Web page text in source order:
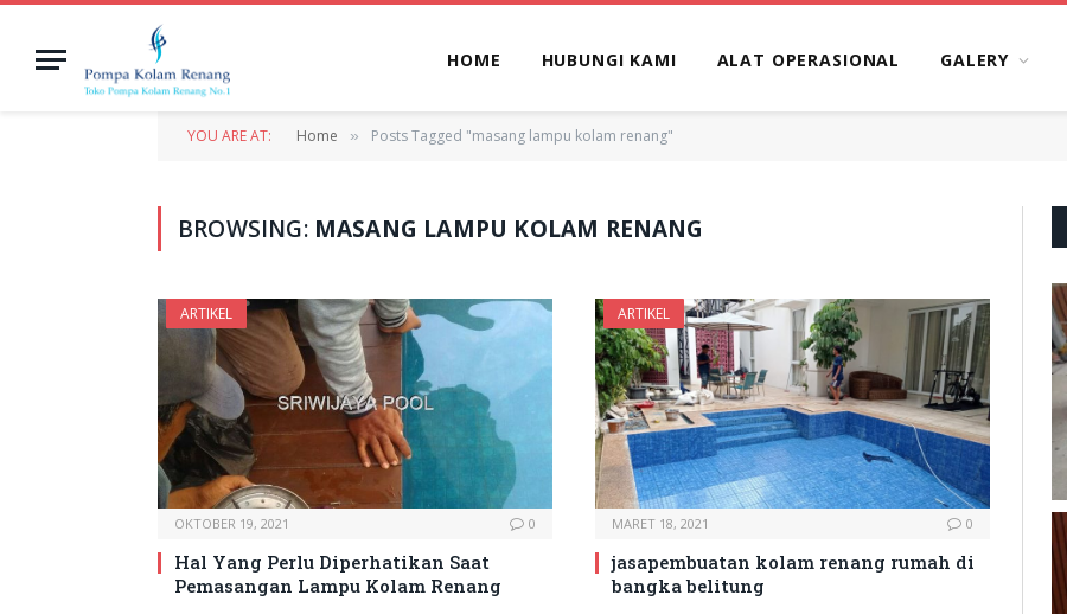
HOME HUBUNGI KAMI ALAT OPERASIONAL GALERY
YOU ARE AT: Home » Posts Tagged "masang lampu kolam renang"
BROWSING: MASANG LAMPU KOLAM RENANG
ARTIKEL
OKTOBER 19, 2021 0
Hal Yang Perlu Diperhatikan Saat
Pemasangan Lampu Kolam Renang
ARTIKEL
MARET 18, 2021 0
jasapembuatan kolam renang rumah di
bangka belitung